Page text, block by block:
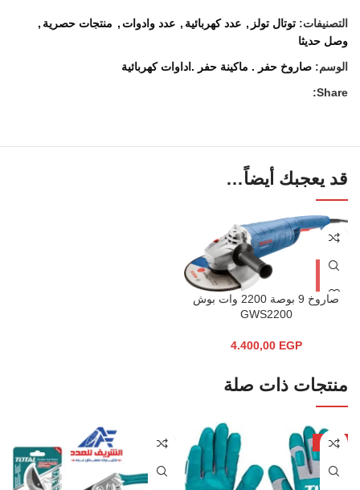
التصنيفات: توتال تولز , عدد كهربائية , عدد وادوات , منتجات حصرية ,
وصل حديثا
الوسم: صاروخ حفر . ماكينة حفر .اداوات كهربائية
Share:
قد يعجبك أيضاً…
صاروخ 9 بوصة 2200 وات بوش
GWS2200
4.400,00 EGP
منتجات ذات صلة
-58%